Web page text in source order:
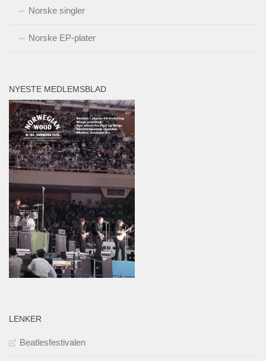
Norske singler
Norske EP-plater
NYESTE MEDLEMSBLAD
LENKER
Beatlesfestivalen